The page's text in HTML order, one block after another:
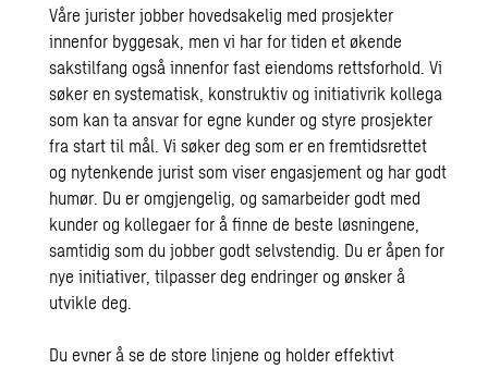
Våre jurister jobber hovedsakelig med prosjekter
innenfor byggesak, men vi har for tiden et økende
sakstilfang også innenfor fast eiendoms rettsforhold. Vi
søker en systematisk, konstruktiv og initiativrik kollega
som kan ta ansvar for egne kunder og styre prosjekter
fra start til mål. Vi søker deg som er en fremtidsrettet
og nytenkende jurist som viser engasjement og har godt
humør. Du er omgjengelig, og samarbeider godt med
kunder og kollegaer for å finne de beste løsningene,
samtidig som du jobber godt selvstendig. Du er åpen for
nye initiativer, tilpasser deg endringer og ønsker å
utvikle deg.
Du evner å se de store linjene og holder effektivt